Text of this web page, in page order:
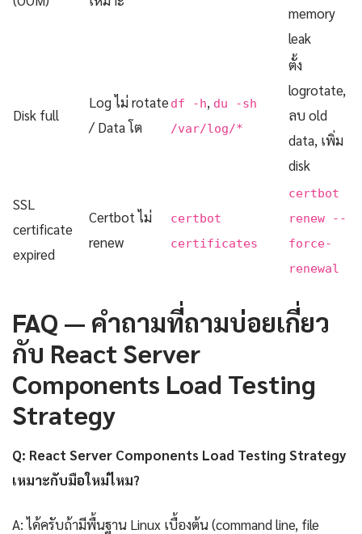
memory
leak
Disk full
Log ไม่ rotate
/ Data โต
df -h, du -sh
/var/log/*
ตั้ง
logrotate,
ลบ old
data, เพิ่ม
disk
SSL
certificate
expired
Certbot ไม่
renew
certbot
certificates
certbot
renew --
force-
renewal
FAQ — คำถามที่ถามบ่อยเกี่ยว
กับ React Server
Components Load Testing
Strategy
Q: React Server Components Load Testing Strategy
เหมาะกับมือใหม่ไหม?
A: ได้ครับถ้ามีพื้นฐาน Linux เบื้องต้น (command line, file